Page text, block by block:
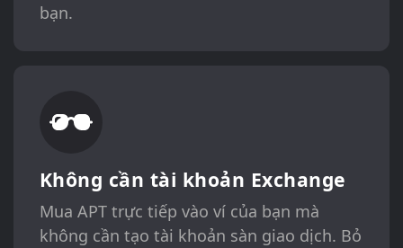
bạn.
Không cần tài khoản Exchange
Mua APT trực tiếp vào ví của bạn mà
không cần tạo tài khoản sàn giao dịch. Bỏ